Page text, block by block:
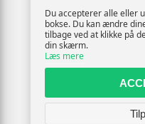
Du accepterer alle eller
bokse. Du kan ændre
tilbage ved at klikke på
din skærm.
Læs mere